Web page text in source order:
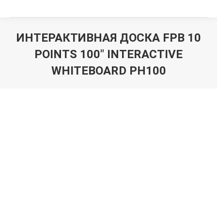
ИНТЕРАКТИВНАЯ ДОСКА FPB 10
POINTS 100″ INTERACTIVE
WHITEBOARD PH100